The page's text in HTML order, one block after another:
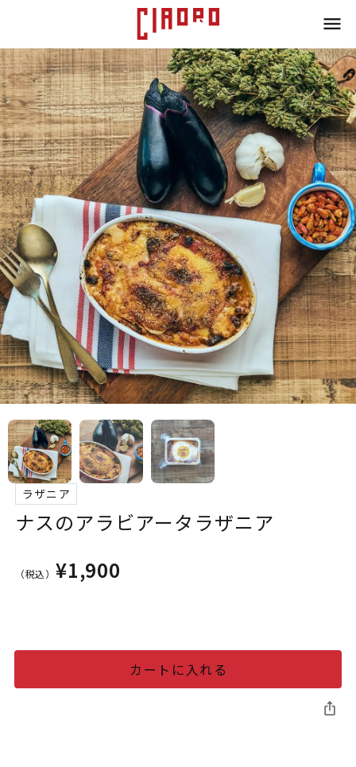
ラザニア
ナスのアラビアータラザニア
（税込） ¥1,900
カートに入れる